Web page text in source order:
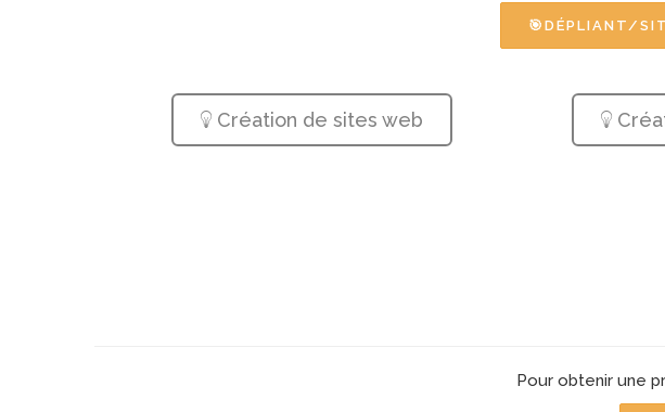
🎯DÉPLIANT/
Création de sites web
Pour obtenir une